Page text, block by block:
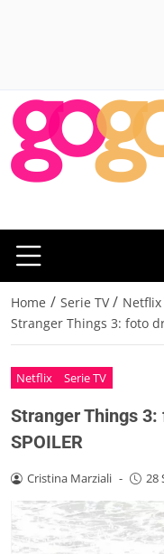
Home / Serie TV / Netflix
Stranger Things 3: foto
Netflix Serie TV
Stranger Things
SPOILER
Cristina Marziali - 28